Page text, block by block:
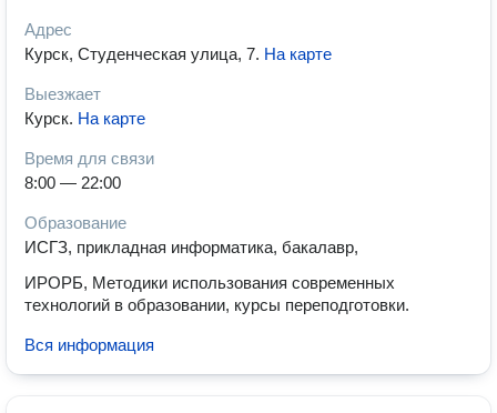
Адрес
Курск, Студенческая улица, 7. На карте
Выезжает
Курск. На карте
Время для связи
8:00 — 22:00
Образование
ИСГЗ, прикладная информатика, бакалавр,
ИРОРБ, Методики использования современных
технологий в образовании, курсы переподготовки.
Вся информация